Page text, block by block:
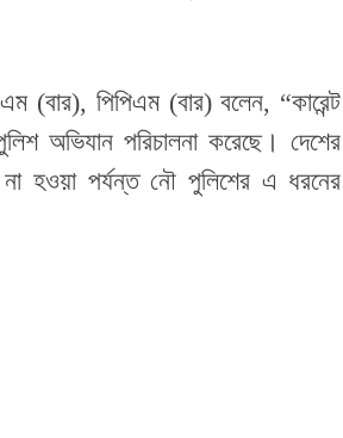
(বার), পিপিএম (বার) বলেন, “কারেন্ট
অভিযান পরিচালনা করেছে। দেশের
না হওয়া পর্যন্ত নৌ পুলিশের এ ধরনের